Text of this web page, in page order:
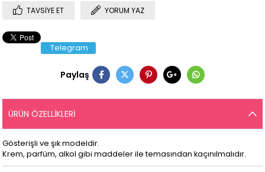
TAVSIYE ET YORUM YAZ
Telegram
Paylaş
ÜRÜN ÖZELLIKLERI
Gösterişli ve şık modeldir.
Krem, parfüm, alkol gibi maddeler ile temasından kaçınılmalıdır.